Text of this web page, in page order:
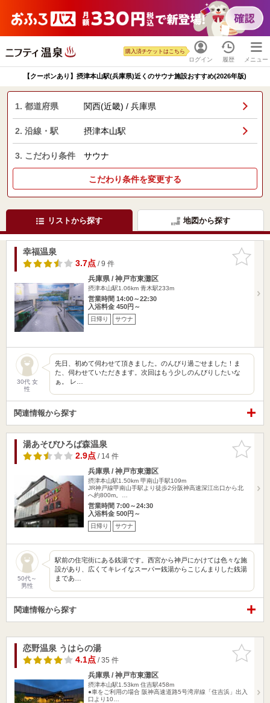
ログイン
購入済チケットはこちら
履歴 メニュー
【クーポンあり】摂津本山駅(兵庫県)近くのサウナ施設おすすめ(2026年版)
1. 都道府県 関西(近畿) / 兵庫県
2. 沿線・駅 摂津本山駅
3. こだわり条件 サウナ
こだわり条件を変更する
リストから探す 地図から探す
お気に入
りに追加
幸福温泉
3.7点/ 9 件
兵庫県 / 神戸市東灘区
摂津本山駅1.06km 青木駅233m
営業時間 14:00～22:30
入浴料金 450円～
日帰り サウナ
30代 女
性
先日、初めて伺わせて頂きました。のんびり過ごせました！ま
た、伺わせていただきます。次回はもう少しのんびりしたいな
ぁ。 レ…
関連情報から探す
お気に入
りに追加
湯あそびひろば森温泉
2.9点/ 14 件
兵庫県 / 神戸市東灘区
摂津本山駅1.50km 甲南山手駅109m
JR神戸線甲南山手駅より徒歩2分阪神高速深江出口から北
へ約800m。…
営業時間 7:00～24:30
入浴料金 500円～
日帰り サウナ
50代～
男性
駅前の住宅街にある銭湯です。西宮から神戸にかけては色々な施
設があり、広くてキレイなスーパー銭湯からこじんまりした銭湯
まであ…
関連情報から探す
お気に入
りに追加
恋野温泉 うはらの湯
4.1点/ 35 件
兵庫県 / 神戸市東灘区
摂津本山駅1.53km 住吉駅458m
●車をご利用の場合 阪神高速道路5号湾岸線「住吉浜」出入
口より10…